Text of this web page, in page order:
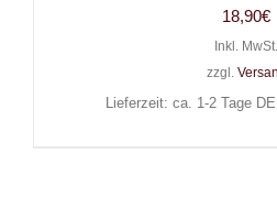
18,90€
Inkl. MwSt.
zzgl.
Lieferzeit: ca. 1-2 Tage